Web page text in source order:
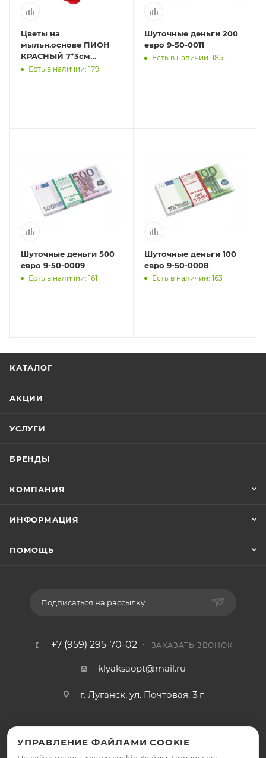
Цветы на
мыльн.основе ПИОН
КРАСНЫЙ 7*3см
арт.1701
Есть в наличии: 179
Шуточные деньги 200
евро 9-50-0011
Есть в наличии: 185
Шуточные деньги 500
евро 9-50-0009
Есть в наличии: 161
Шуточные деньги 100
евро 9-50-0008
Есть в наличии: 163
КАТАЛОГ
АКЦИИ
УСЛУГИ
БРЕНДЫ
КОМПАНИЯ
ИНФОРМАЦИЯ
ПОМОЩЬ
Подписаться на рассылку
+7 (959) 295-70-02 ЗАКАЗАТЬ ЗВОНОК
klyaksaopt@mail.ru
г. Луганск, ул. Почтовая, 3 г
УПРАВЛЕНИЕ ФАЙЛАМИ COOKIE